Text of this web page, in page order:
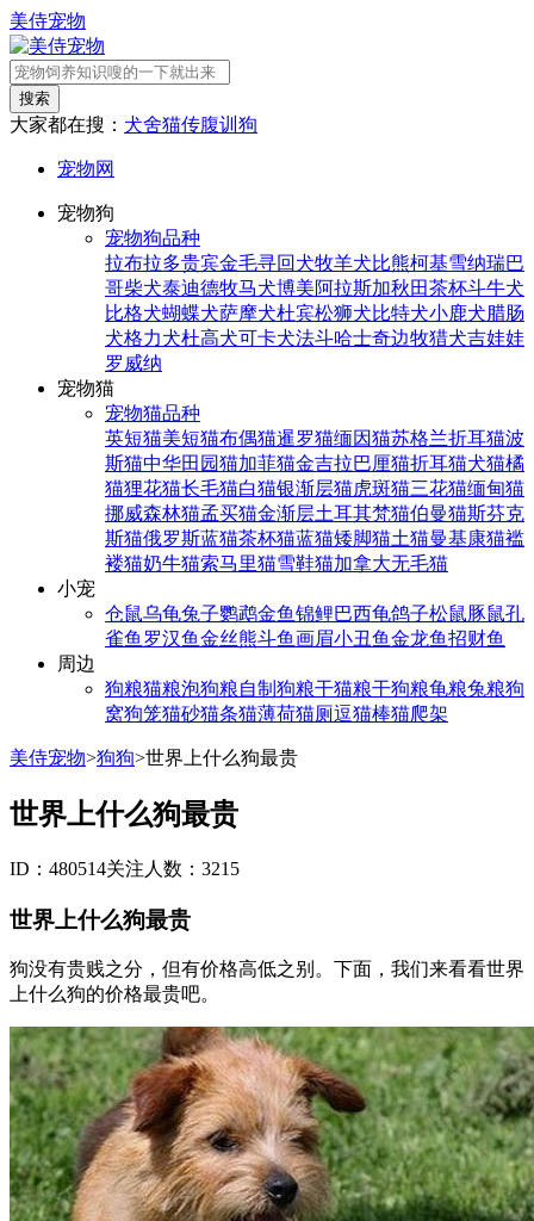
美侍宠物
搜索
大家都在搜： 犬舍猫传腹训狗
宠物网
宠物狗
宠物狗品种
拉布拉多贵宾金毛寻回犬牧羊犬比熊柯基雪纳瑞巴
哥柴犬泰迪德牧马犬博美阿拉斯加秋田茶杯斗牛犬
比格犬蝴蝶犬萨摩犬杜宾松狮犬比特犬小鹿犬腊肠
犬格力犬杜高犬可卡犬法斗哈士奇边牧猎犬吉娃娃
罗威纳
宠物猫
宠物猫品种
英短猫美短猫布偶猫暹罗猫缅因猫苏格兰折耳猫波
斯猫中华田园猫加菲猫金吉拉巴厘猫折耳猫犬猫橘
猫狸花猫长毛猫白猫银渐层猫虎斑猫三花猫缅甸猫
挪威森林猫孟买猫金渐层土耳其梵猫伯曼猫斯芬克
斯猫俄罗斯蓝猫茶杯猫蓝猫矮脚猫土猫曼基康猫褴
褛猫奶牛猫索马里猫雪鞋猫加拿大无毛猫
小宠
仓鼠乌龟兔子鹦鹉金鱼锦鲤巴西龟鸽子松鼠豚鼠孔
雀鱼 罗汉鱼金丝熊斗鱼画眉小丑鱼金龙鱼招财鱼
周边
狗粮猫粮泡狗粮自制狗粮干猫粮干狗粮龟粮兔粮狗
窝狗笼猫砂猫条猫薄荷猫厕逗猫棒猫爬架
美侍宠物>狗狗>世界上什么狗最贵
世界上什么狗最贵
ID：480514关注人数：3215
世界上什么狗最贵
狗没有贵贱之分，但有价格高低之别。下面，我们来看看世界
上什么狗的价格最贵吧。